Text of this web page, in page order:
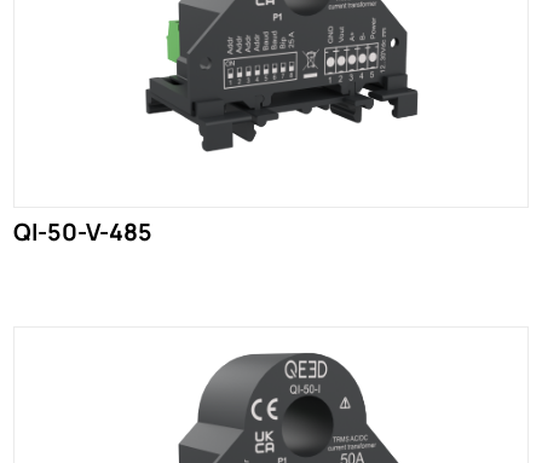
QI-50-V-485